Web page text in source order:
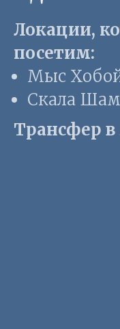
Локации,
посетим:
Мыс
Скала
Трансфер